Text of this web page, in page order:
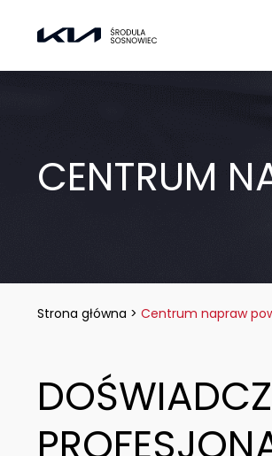
CENTRUM
Strona główna > Centrum napraw